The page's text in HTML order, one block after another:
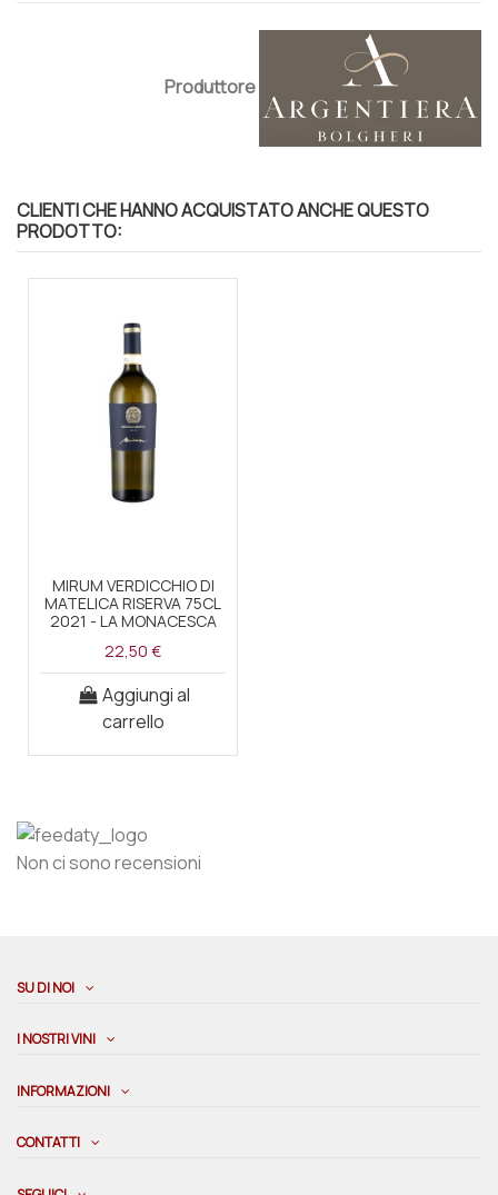
Produttore
CLIENTI CHE HANNO ACQUISTATO ANCHE QUESTO
PRODOTTO:
MIRUM VERDICCHIO DI
MATELICA RISERVA 75CL
2021 - LA MONACESCA
22,50 €
Aggiungi al
carrello
Non ci sono recensioni
SU DI NOI
I NOSTRI VINI
INFORMAZIONI
CONTATTI